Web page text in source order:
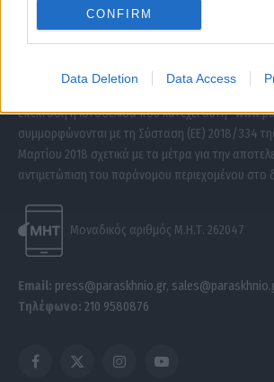
CONFIRM
Data Deletion Data Access
επέκταση η ιστοσελίδα που κατέχει αυτή
συμμορφώνονται με τη Σύσταση (ΕΕ) 2018/334
Μαρτίου 2018 σχετικά με τα μέτρα για την
αντιμετώπιση του παράνομου περιεχομένου στο
Μοναδικός αριθμός Μ.Η.Τ. 262047
Email: press@paraskhnio.gr,
Τηλέφωνο: 210 9580876
Facebook
X
InstagramYouTube